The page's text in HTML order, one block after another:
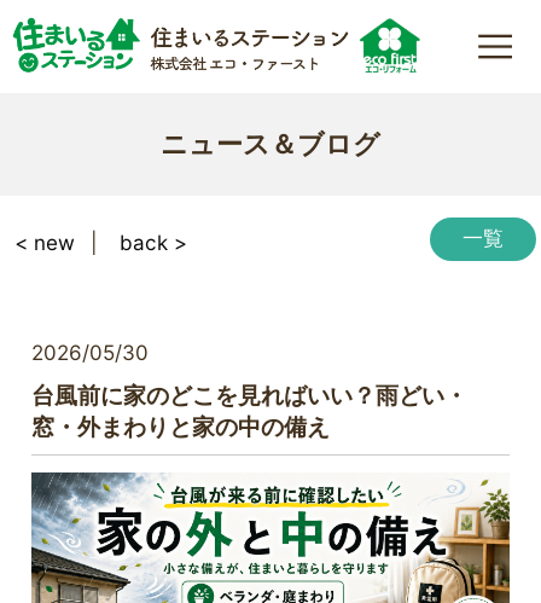
ニュース＆ブログ
一覧
< new back >
2026/05/30
台風前に家のどこを見ればいい？雨どい・
窓・外まわりと家の中の備え